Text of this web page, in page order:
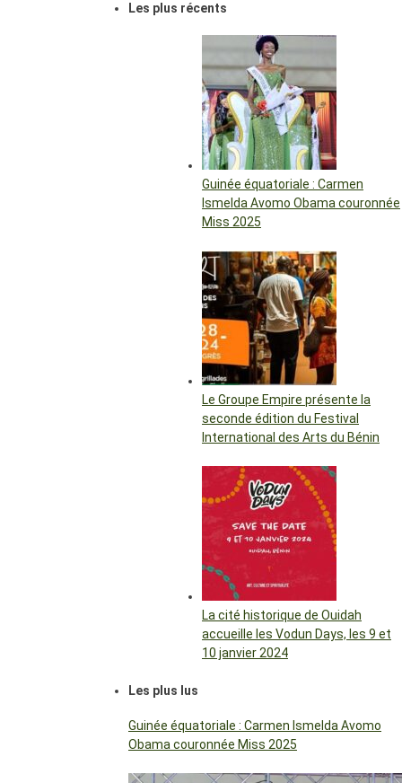
Les plus récents
Guinée équatoriale : Carmen
Ismelda Avomo Obama couronnée
Miss 2025
Le Groupe Empire présente la
seconde édition du Festival
International des Arts du Bénin
La cité historique de Ouidah
accueille les Vodun Days, les 9 et
10 janvier 2024
Les plus lus
Guinée équatoriale : Carmen Ismelda Avomo
Obama couronnée Miss 2025